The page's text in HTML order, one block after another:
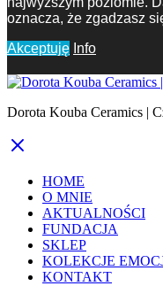
oznacza, że zgadzasz
Akceptuję Info
Dorota Kouba Ceramics |
HOME
O MNIE
AKTUALNOŚCI
FUNDACJA
SKLEP
KOLEKCJE
KONTAKT